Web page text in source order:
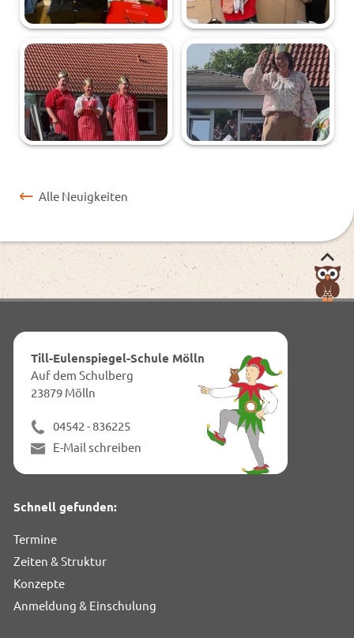
Alle Neuigkeiten
Till-Eulenspiegel-Schule Mölln
Auf dem Schulberg
23879 Mölln
04542 - 836225
E-Mail schreiben
Schnell gefunden:
Termine
Zeiten & Struktur
Konzepte
Anmeldung & Einschulung